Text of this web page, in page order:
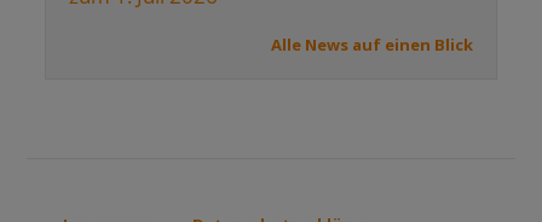
Alle News auf einen Blick